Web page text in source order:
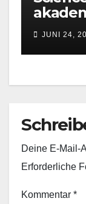
JUNI 24,
Deine E-Mail-
Erforderliche
Kommentar *